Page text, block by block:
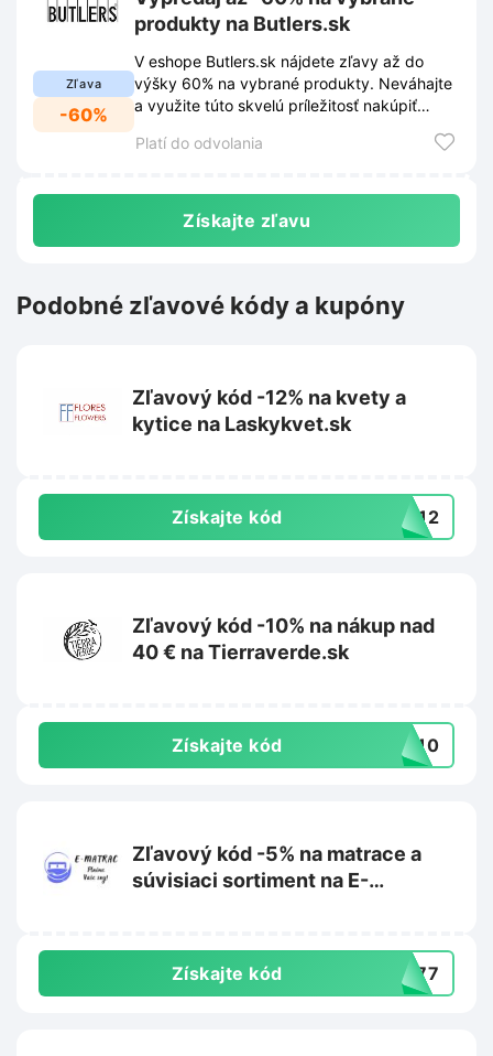
Zľava
-60%
produkty na Butlers.sk
V eshope Butlers.sk nájdete zľavy až do
výšky 60% na vybrané produkty. Neváhajte
a využite túto skvelú príležitosť nakúpiť
Platí do odvolania
Získajte zľavu
Podobné zľavové kódy a kupóny
Zľavový kód -12% na kvety a
kytice na Laskykvet.sk
Získajte kód TY12
Zľavový kód -10% na nákup nad
40 € na Tierraverde.sk
Získajte kód IL10
Zľavový kód -5% na matrace a
súvisiaci sortiment na E-
Získajte kód L777